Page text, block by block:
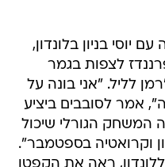
יוסי בניון בלונדון,
לצפות בגמר
לליל. "אני בונה על
אמר לסובבים ביציע
המשחק הגורלי שיכול
וקרואטיה בספטמבר".